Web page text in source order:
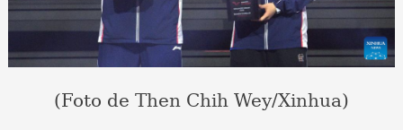
(Foto de Then Chih Wey/Xinhua)